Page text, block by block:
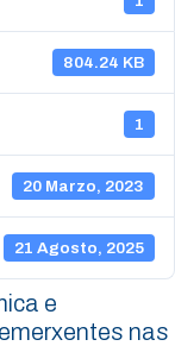
804.24 KB
1
20 Marzo, 2023
21 Agosto, 2025
e
nas